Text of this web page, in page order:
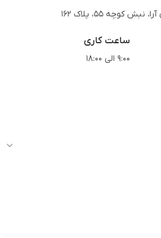
کوچه 55، پلاک 162
ساعت کاری
9:00 الی 18:00